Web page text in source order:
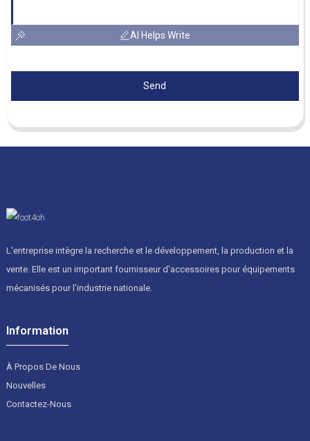
AI Helps Write
Send
L'entreprise intègre la recherche et le développement, la production et la
vente. Elle est un important fournisseur d'accessoires pour équipements
mécanisés pour l'industrie nationale.
Information
À Propos De Nous
Nouvelles
Contactez-Nous